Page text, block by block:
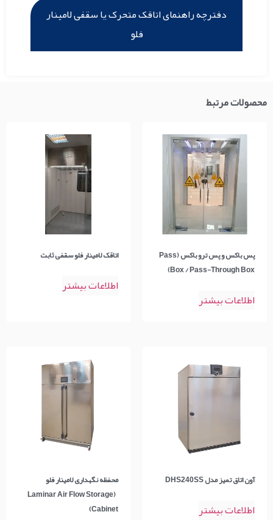
دفترچه راهنمای اتاقک متحرک یا سقفی لامینار
فلو
محصولات مرتبط
پس باکس و پس ترو باکس (Pass
Box / Pass-Through Box)
اطلاعات بیشتر
اتاقک لامینار فلو سقفی ثابت
اطلاعات بیشتر
آون اتاق تمیز مدل DHS240SS
اطلاعات بیشتر
محفظه نگهداری لامینار فلو
(Laminar Air Flow Storage
Cabinet)